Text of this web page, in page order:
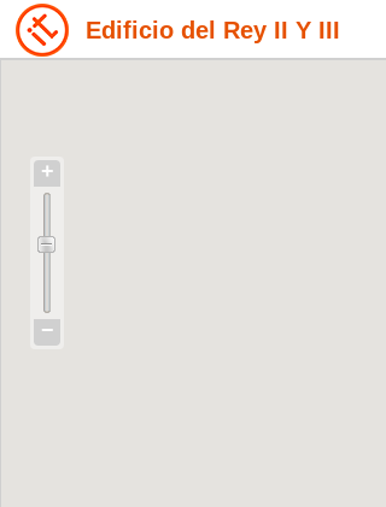
Edificio del Rey II Y III
+
−